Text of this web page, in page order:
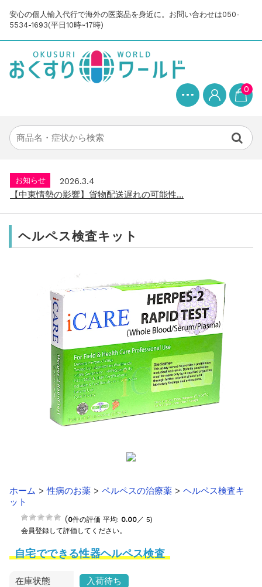
安心の個人輸入代行で海外の医薬品を身近に。お問い合わせは050-
5534-1693(平日10時~17時)
0
2025.8.24
問い合わせ停止期間のご案内...
お知らせ
2026.4.9
お知らせ
2026.3.4
【中東情勢の影響】貨物配送遅れの可能性...
送料改定について...
お知らせ
2025.11.19
問い合わせ停止期間のご案内...
2026.4.9
2026年GW営業について...
2026.3.4
【中東情勢の影響】貨物配送遅れの可能性...
2026.1.6
送料改定について...
2025.11.19
年末年始の営業について【2025-202...
2025.8.24
問い合わせ停止期間のご案内...
ヘルペス検査キット
ホーム >性病のお薬 >ペルペスの治療薬 >ヘルペス検査キ
ット
(0件の評価 平均: 0.00 ／ 5)
会員登録して評価してください。
自宅でできる性器ヘルペス検査
在庫状態
入荷待ち